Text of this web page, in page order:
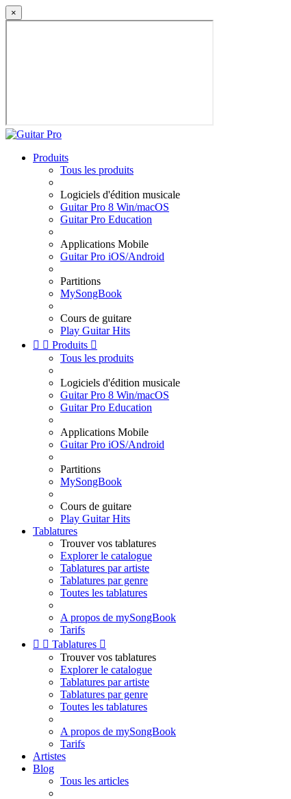
×
Produits
Tous les produits
Logiciels d'édition musicale
Guitar Pro 8 Win/macOS
Guitar Pro Education
Applications Mobile
Guitar Pro iOS/Android
Partitions
MySongBook
Cours de guitare
Play Guitar Hits
  Produits 
Tous les produits
Logiciels d'édition musicale
Guitar Pro 8 Win/macOS
Guitar Pro Education
Applications Mobile
Guitar Pro iOS/Android
Partitions
MySongBook
Cours de guitare
Play Guitar Hits
Tablatures
Trouver vos tablatures
Explorer le catalogue
Tablatures par artiste
Tablatures par genre
Toutes les tablatures
A propos de mySongBook
Tarifs
  Tablatures 
Trouver vos tablatures
Explorer le catalogue
Tablatures par artiste
Tablatures par genre
Toutes les tablatures
A propos de mySongBook
Tarifs
Artistes
Blog
Tous les articles